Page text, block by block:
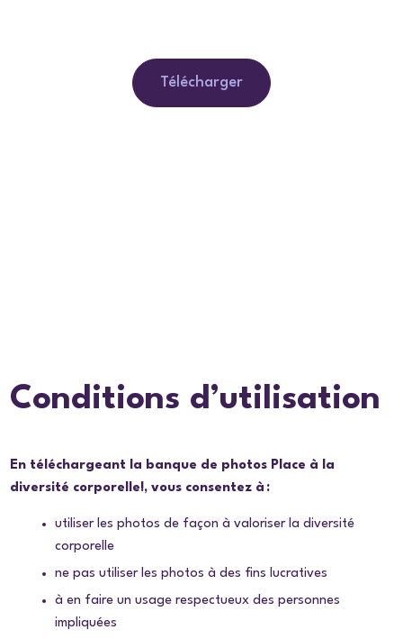
Télécharger
Conditions d’utilisation
En téléchargeant la banque de photos Place à la
diversité corporelle!, vous consentez à :
utiliser les photos de façon à valoriser la diversité
corporelle
ne pas utiliser les photos à des fins lucratives
à en faire un usage respectueux des personnes
impliquées